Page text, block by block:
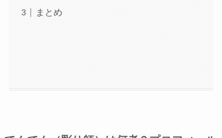
まとめ